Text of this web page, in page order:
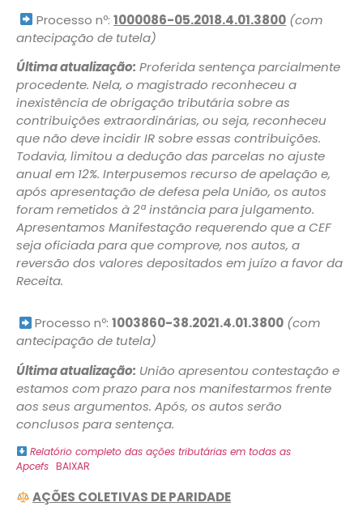
Processo nº:1000086-05.2018.4.01.3800 (com
antecipação de tutela)
Última atualização: Proferida sentença parcialmente
procedente. Nela, o magistrado reconheceu a
inexistência de obrigação tributária sobre as
contribuições extraordinárias, ou seja, reconheceu
que não deve incidir IR sobre essas contribuições.
Todavia, limitou a dedução das parcelas no ajuste
anual em 12%. Interpusemos recurso de apelação e,
após apresentação de defesa pela União, os autos
foram remetidos à 2ª instância para julgamento.
Apresentamos Manifestação requerendo que a CEF
seja oficiada para que comprove, nos autos, a
reversão dos valores depositados em juízo a favor da
Receita.
Processo nº:1003860-38.2021.4.01.3800 (com
antecipação de tutela)
Última atualização: União apresentou contestação e
estamos com prazo para nos manifestarmos frente
aos seus argumentos. Após, os autos serão
conclusos para sentença.
Relatório completo das ações tributárias em todas as
Apcefs BAIXAR
AÇÕES COLETIVAS DE PARIDADE